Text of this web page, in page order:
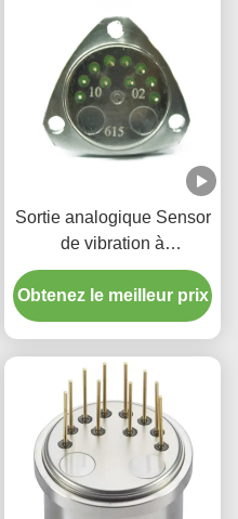
Sortie analogique Sensor
de vibration à
accéléromètre à quartz à
axe unique pour le forage
pétrolier
Obtenez le meilleur prix